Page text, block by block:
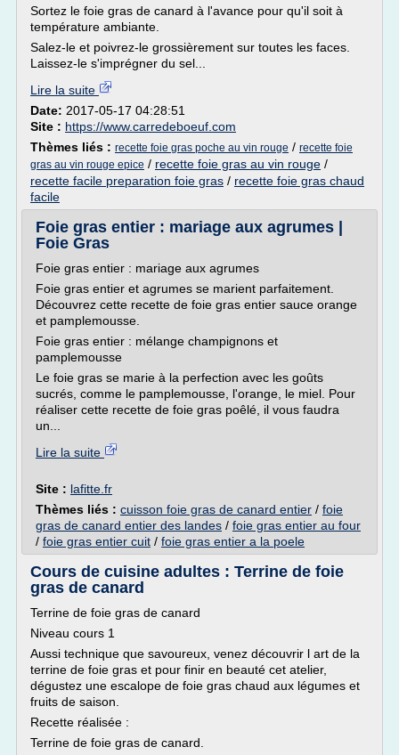
Sortez le foie gras de canard à l'avance pour qu'il soit à
température ambiante.
Salez-le et poivrez-le grossièrement sur toutes les faces.
Laissez-le s'imprégner du sel...
Lire la suite
Date: 2017-05-17 04:28:51
Site : https://www.carredeboeuf.com
Thèmes liés : recette foie gras poche au vin rouge / recette foie
gras au vin rouge epice / recette foie gras au vin rouge /
recette facile preparation foie gras / recette foie gras chaud
facile
Foie gras entier : mariage aux agrumes |
Foie Gras
Foie gras entier : mariage aux agrumes
Foie gras entier et agrumes se marient parfaitement.
Découvrez cette recette de foie gras entier sauce orange
et pamplemousse.
Foie gras entier : mélange champignons et
pamplemousse
Le foie gras se marie à la perfection avec les goûts
sucrés, comme le pamplemousse, l'orange, le miel. Pour
réaliser cette recette de foie gras poêlé, il vous faudra
un...
Lire la suite
Site : lafitte.fr
Thèmes liés : cuisson foie gras de canard entier / foie
gras de canard entier des landes / foie gras entier au four
/ foie gras entier cuit / foie gras entier a la poele
Cours de cuisine adultes : Terrine de foie
gras de canard
Terrine de foie gras de canard
Niveau cours 1
Aussi technique que savoureux, venez découvrir l art de la
terrine de foie gras et pour finir en beauté cet atelier,
dégustez une escalope de foie gras chaud aux légumes et
fruits de saison.
Recette réalisée :
Terrine de foie gras de canard.